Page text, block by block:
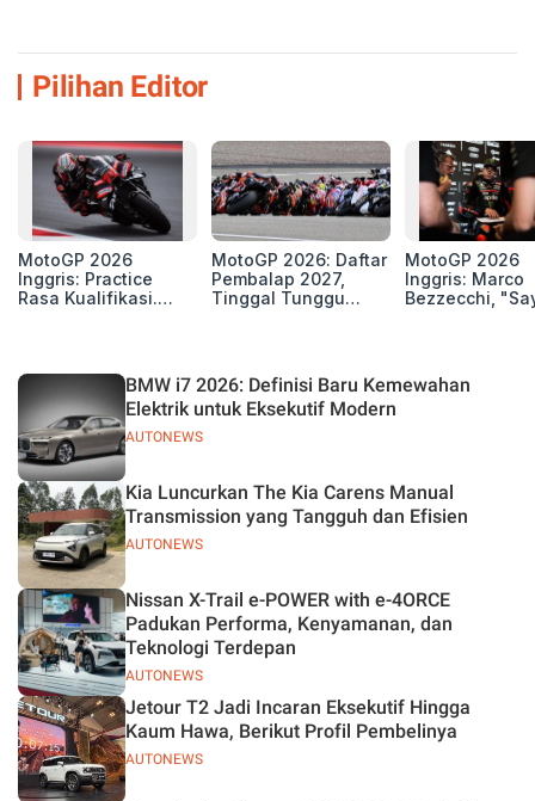
Pilihan Editor
MotoGP 2026
Inggris: Practice
Rasa Kualifikasi.
Silverstone!
MotoGP 2026: Daftar
Pembalap 2027,
Tinggal Tunggu
MotoGP 2026
Inggris: Marco
Bezzecchi,
AUTONEWS
BMW i7 2026: Definisi Baru Kemewahan
Elektrik untuk Eksekutif Modern
AUTONEWS
Kia Luncurkan The Kia Carens Manual
Transmission yang Tangguh dan Efisien
AUTONEWS
Nissan X-Trail e-POWER with e-4ORCE
Padukan Performa, Kenyamanan, dan
Teknologi Terdepan
AUTONEWS
Jetour T2 Jadi Incaran Eksekutif Hingga
Kaum Hawa, Berikut Profil Pembelinya